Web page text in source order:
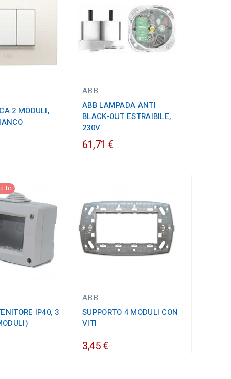
2 MODULI,
ABB
ABB LAMPADA ANTI
BLACK-OUT ESTRAIBILE,
230V
61,71 €
IP40, 3
ABB
SUPPORTO 4 MODULI CON
VITI
3,45 €